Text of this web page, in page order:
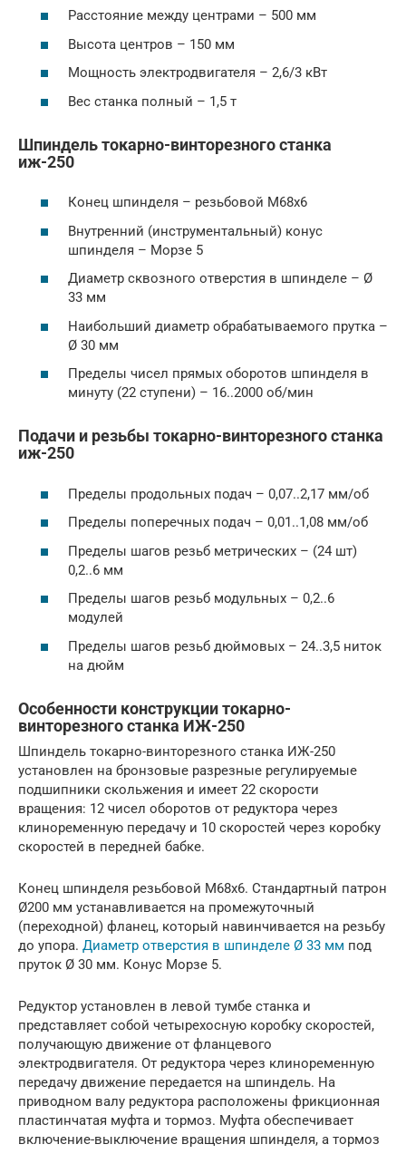
Расстояние между центрами – 500 мм
Высота центров – 150 мм
Мощность электродвигателя – 2,6/3 кВт
Вес станка полный – 1,5 т
Шпиндель токарно-винторезного станка
иж-250
Конец шпинделя – резьбовой М68х6
Внутренний (инструментальный) конус
шпинделя – Морзе 5
Диаметр сквозного отверстия в шпинделе – Ø
33 мм
Наибольший диаметр обрабатываемого прутка –
Ø 30 мм
Пределы чисел прямых оборотов шпинделя в
минуту (22 ступени) – 16..2000 об/мин
Подачи и резьбы токарно-винторезного станка
иж-250
Пределы продольных подач – 0,07..2,17 мм/об
Пределы поперечных подач – 0,01..1,08 мм/об
Пределы шагов резьб метрических – (24 шт)
0,2..6 мм
Пределы шагов резьб модульных – 0,2..6
модулей
Пределы шагов резьб дюймовых – 24..3,5 ниток
на дюйм
Особенности конструкции токарно-
винторезного станка ИЖ-250
Шпиндель токарно-винторезного станка ИЖ-250
установлен на бронзовые разрезные регулируемые
подшипники скольжения и имеет 22 скорости
вращения: 12 чисел оборотов от редуктора через
клиноременную передачу и 10 скоростей через коробку
скоростей в передней бабке.
Конец шпинделя резьбовой М68х6. Стандартный патрон
Ø200 мм устанавливается на промежуточный
(переходной) фланец, который навинчивается на резьбу
до упора. Диаметр отверстия в шпинделе Ø 33 мм под
пруток Ø 30 мм. Конус Морзе 5.
Редуктор установлен в левой тумбе станка и
представляет собой четырехосную коробку скоростей,
получающую движение от фланцевого
электродвигателя. От редуктора через клиноременную
передачу движение передается на шпиндель. На
приводном валу редуктора расположены фрикционная
пластинчатая муфта и тормоз. Муфта обеспечивает
включение-выключение вращения шпинделя, а тормоз